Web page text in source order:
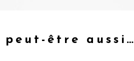
peut-être aussi…